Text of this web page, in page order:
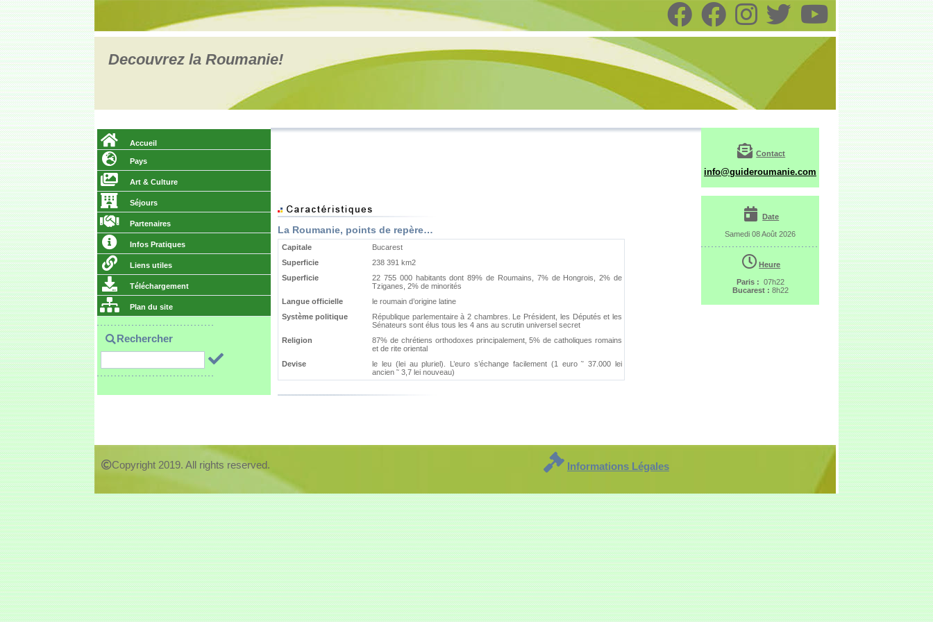
Decouvrez la Roumanie!
Accueil
Pays
Art & Culture
Séjours
Partenaires
Infos Pratiques
Liens utiles
Téléchargement
Plan du site
Rechercher
La Roumanie, points de repère…
Capitale
Bucarest
Superficie
238 391 km2
Superficie
22 755 000 habitants dont 89% de Roumains, 7% de Hongrois, 2% de
Tziganes, 2% de minorités
Langue officielle
le roumain d’origine latine
Système politique
République parlementaire à 2 chambres. Le Président, les Députés et les
Sénateurs sont élus tous les 4 ans au scrutin universel secret
Religion
87% de chrétiens orthodoxes principalement, 5% de catholiques romains
et de rite oriental
Devise
le leu (lei au pluriel). L’euro s’échange facilement (1 euro ˜ 37.000 lei
ancien ˜ 3,7 lei nouveau)
Contact
info@guideroumanie.com
Date
Samedi 08 Août 2026
Heure
Paris : 07h22
Bucarest : 8h22
Copyright 2019. All rights reserved. Informations Légales